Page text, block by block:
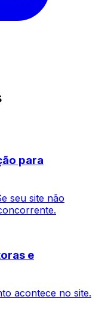
para
seu site não
e
acontece no site.